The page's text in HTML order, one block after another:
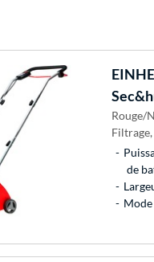
Rouge/
de